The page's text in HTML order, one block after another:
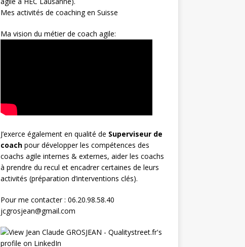
Mes activités de coaching en Suisse
Ma vision du métier de coach agile:
J’exerce également en qualité de Superviseur de
coachpour développer les compétences des
coachs agile internes & externes, aider les coachs
à prendre du recul et encadrer certaines de leurs
activités (préparation d’interventions clés).
Pour me contacter : 06.20.98.58.40
jcgrosjean@gmail.com